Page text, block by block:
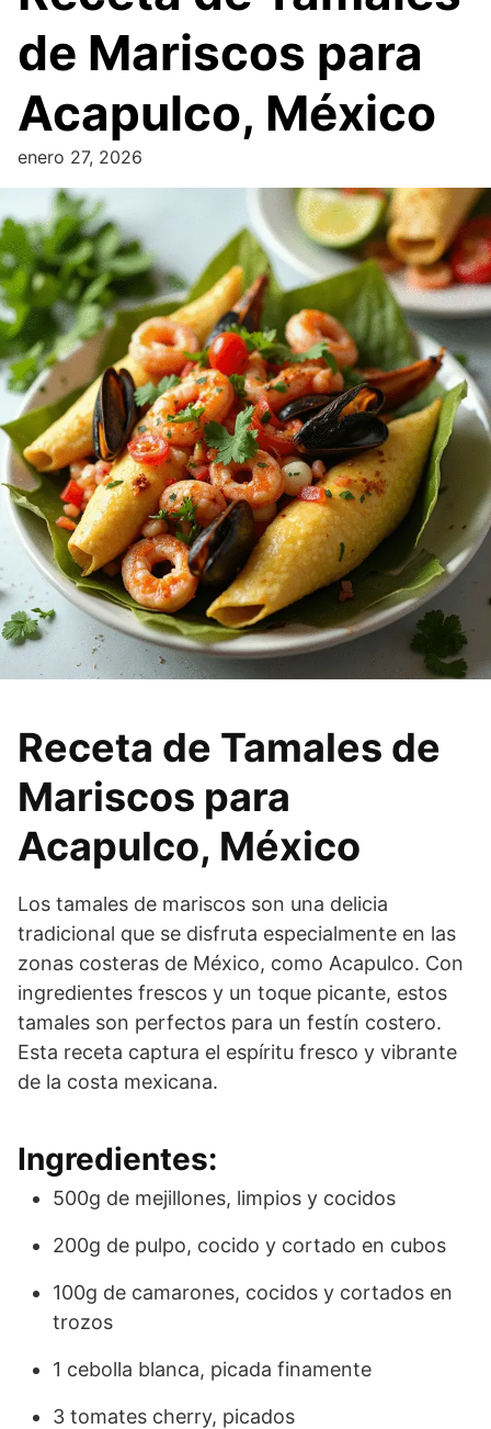
de Mariscos para
Acapulco, México
enero 27, 2026
Receta de Tamales de
Mariscos para
Acapulco, México
Los tamales de mariscos son una delicia
tradicional que se disfruta especialmente en las
zonas costeras de México, como Acapulco. Con
ingredientes frescos y un toque picante, estos
tamales son perfectos para un festín costero.
Esta receta captura el espíritu fresco y vibrante
de la costa mexicana.
Ingredientes:
500g de mejillones, limpios y cocidos
200g de pulpo, cocido y cortado en cubos
100g de camarones, cocidos y cortados en
trozos
1 cebolla blanca, picada finamente
3 tomates cherry, picados